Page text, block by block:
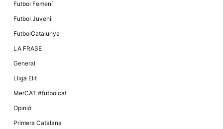
Futbol Femení
Futbol Juvenil
FutbolCatalunya
LA FRASE
General
Lliga Elit
MerCAT #futbolcat
Opinió
Primera Catalana